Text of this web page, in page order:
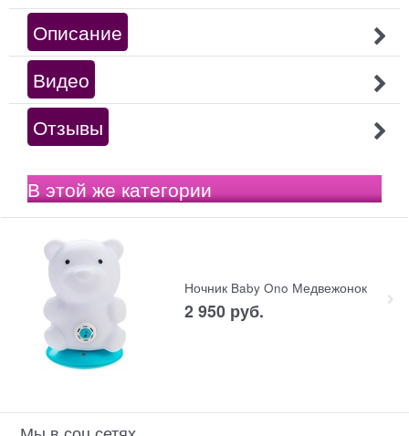
Описание
Видео
Отзывы
В этой же категории
Ночник Baby Ono Медвежонок
2 950 руб.